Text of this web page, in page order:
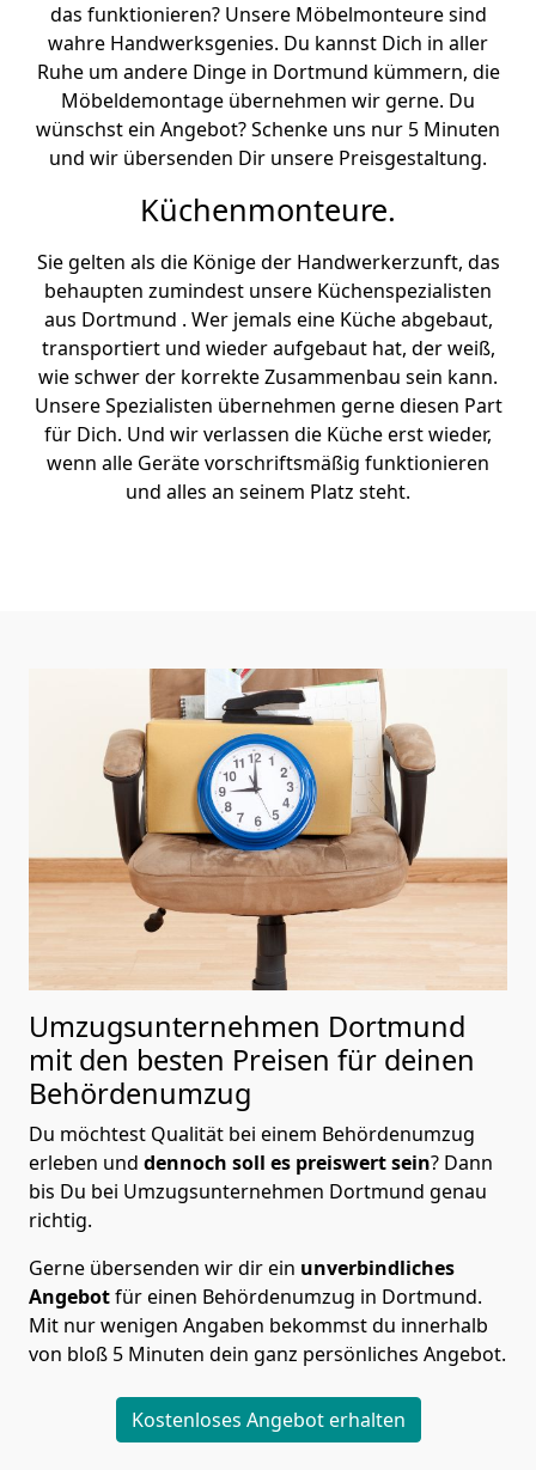
das funktionieren? Unsere Möbelmonteure sind
wahre Handwerksgenies. Du kannst Dich in aller
Ruhe um andere Dinge in Dortmund kümmern, die
Möbeldemontage übernehmen wir gerne. Du
wünschst ein Angebot? Schenke uns nur 5 Minuten
und wir übersenden Dir unsere Preisgestaltung.
Küchenmonteure.
Sie gelten als die Könige der Handwerkerzunft, das
behaupten zumindest unsere Küchenspezialisten
aus Dortmund . Wer jemals eine Küche abgebaut,
transportiert und wieder aufgebaut hat, der weiß,
wie schwer der korrekte Zusammenbau sein kann.
Unsere Spezialisten übernehmen gerne diesen Part
für Dich. Und wir verlassen die Küche erst wieder,
wenn alle Geräte vorschriftsmäßig funktionieren
und alles an seinem Platz steht.
Umzugsunternehmen Dortmund
mit den besten Preisen für deinen
Behördenumzug
Du möchtest Qualität bei einem Behördenumzug
erleben und dennoch soll es preiswertsein? Dann
bis Du bei Umzugsunternehmen Dortmund genau
richtig.
Gerne übersenden wir dir ein unverbindliches
Angebotfür einen Behördenumzug in Dortmund.
Mit nur wenigen Angaben bekommst du innerhalb
von bloß 5 Minuten dein ganz persönliches Angebot.
Kostenloses Angebot erhalten